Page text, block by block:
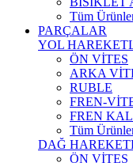
Tüm
PARÇALAR
YOL
ÖN VİTES
ARKA
RUBLE
FREN-
FREN
Tüm
DAĞ
ÖN VİTES